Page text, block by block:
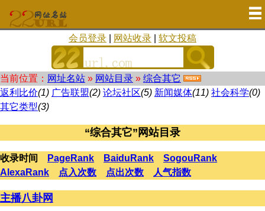
会员登录 网站收录 软文投稿
当前位置： 网址名站 » 网站目录 » 综合其它
返利比价(1) 广告联盟(2) 论坛社区(5) 新闻媒体(11) 社会科学(0)
其它类型(3)
“综合其它”网站目录
收录时间 PageRank BaiduRank
SogouRank
AlexaRank
点入次数 点出次数 人气指数
主播八卦网